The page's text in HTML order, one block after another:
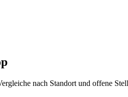
nach Standort und offene